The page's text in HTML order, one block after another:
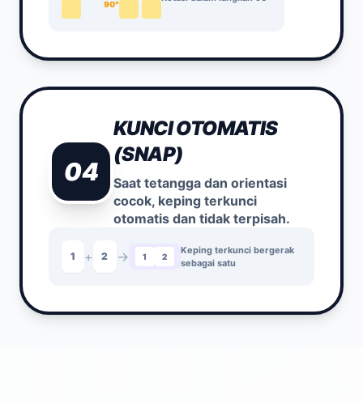
90°
04
KUNCI OTOMATIS
(SNAP)
Saat tetangga dan orientasi
cocok, keping terkunci
otomatis dan tidak terpisah.
1 + 2 → 1 2
Keping terkunci bergerak
sebagai satu